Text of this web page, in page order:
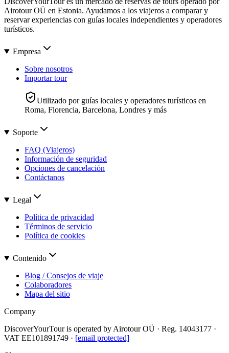
Airotour OÜ en Estonia. Ayudamos a los viajeros a comparar y
reservar experiencias con guías locales independientes y operadores
turísticos.
Empresa
Sobre nosotros
Importar tour
Utilizado por guías locales y operadores turísticos en
Roma, Florencia, Barcelona, Londres y más
Soporte
FAQ (Viajeros)
Información de seguridad
Opciones de cancelación
Contáctanos
Legal
Política de privacidad
Términos de servicio
Política de cookies
Contenido
Blog / Consejos de viaje
Colaboradores
Mapa del sitio
Company
DiscoverYourTour is operated by Airotour OÜ · Reg. 14043177 ·
VAT EE101891749 · [email protected]